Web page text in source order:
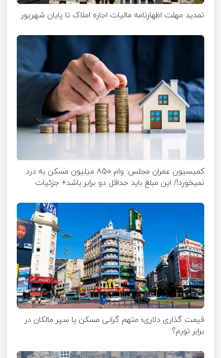
تمدید مهلت اظهارنامه مالیات اجاره املاک تا پایان شهریور
کمیسیون عمران مجلس: وام 850 میلیون مسکن به درد
نمیخورد!/ این مبلغ باید حداقل دو برابر باشد+ جزئیات
قیمت گذاری دلاری؛ متهم گرانی مسکن یا سپر مالکان در
برابر تورم؟